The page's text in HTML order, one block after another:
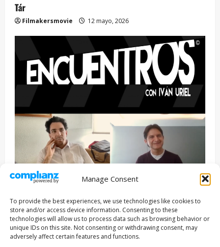
Manage Consent
To provide the best experiences, we use technologies like cookies to
store and/or access device information. Consenting to these
technologies will allow us to process data such as browsing behavior or
unique IDs on this site. Not consenting or withdrawing consent, may
adversely affect certain features and functions.
Tár
Filmakersmovie 12 mayo, 2026
Entrevista Series
ENCUENTROS CON IVÁN URIEL T3E22: JUAN PATRICIO
RIVEROLL
Filmakersmovie 5 mayo, 2026